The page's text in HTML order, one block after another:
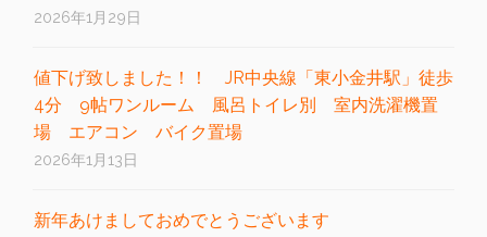
2026年1月29日
値下げ致しました！！ JR中央線「東小金井駅」徒歩
4分 9帖ワンルーム 風呂トイレ別 室内洗濯機置
場 エアコン バイク置場
2026年1月13日
新年あけましておめでとうございます